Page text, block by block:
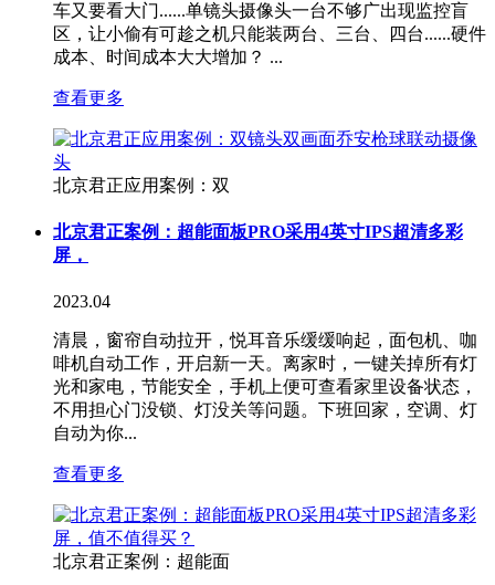
车又要看大门......单镜头摄像头一台不够广出现监控盲
区，让小偷有可趁之机只能装两台、三台、四台......硬件
成本、时间成本大大增加？ ...
查看更多
北京君正应用案例：双
北京君正案例：超能面板PRO采用4英寸IPS超清多彩
屏，
2023.04
清晨，窗帘自动拉开，悦耳音乐缓缓响起，面包机、咖
啡机自动工作，开启新一天。离家时，一键关掉所有灯
光和家电，节能安全，手机上便可查看家里设备状态，
不用担心门没锁、灯没关等问题。下班回家，空调、灯
自动为你...
查看更多
北京君正案例：超能面